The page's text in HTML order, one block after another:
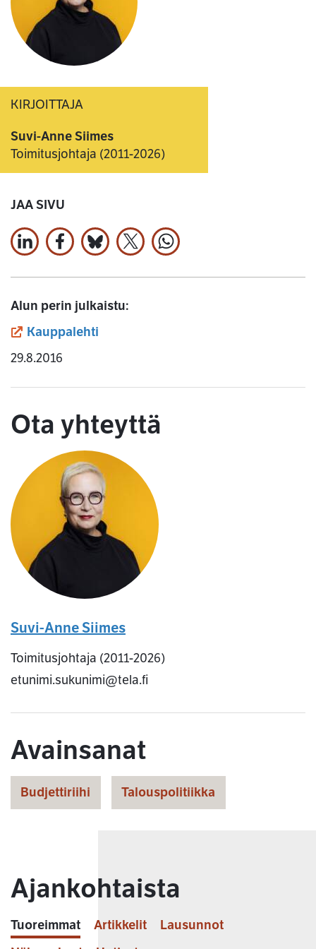
KIRJOITTAJA
Suvi-Anne Siimes
Toimitusjohtaja (2011-2026)
JAA SIVU
Jaa LinkedInissä
Jaa Facebookissa
Jaa Bluesky:ssa
Jaa X:ssäJaa WhatsApissa
Alun perin julkaistu:
Kauppalehti
29.8.2016
Ota yhteyttä
Suvi-Anne Siimes
Toimitusjohtaja (2011-2026)
etunimi.sukunimi@tela.fi
Avainsanat
Budjettiriihi Talouspolitiikka
Ajankohtaista
Tuoreimmat Artikkelit
Lausunnot